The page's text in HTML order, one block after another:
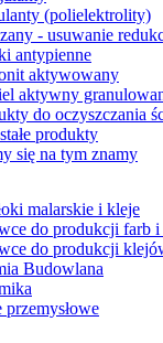
(polielektrolity)
- usuwanie
antypienne
aktywowany
aktywny
do oczyszczania
produkty
się na tym znamy
malarskie i kleje
do produkcji farb
do produkcji
Budowlana